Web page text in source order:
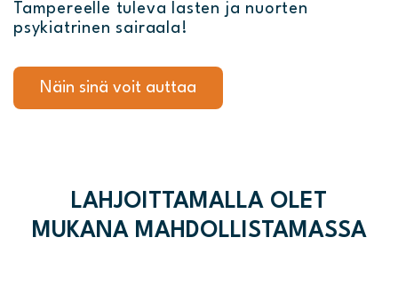
Tampereelle tuleva lasten ja nuorten
psykiatrinen sairaala!
Näin sinä voit auttaa
LAHJOITTAMALLA OLET
MUKANA MAHDOLLISTAMASSA